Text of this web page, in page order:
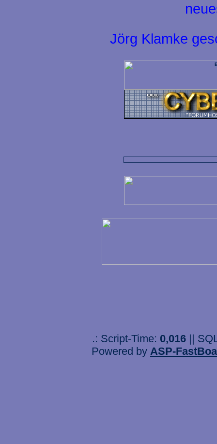
Jörg Klamke
.: Script-Time: 0,016 ||
Powered by ASP-